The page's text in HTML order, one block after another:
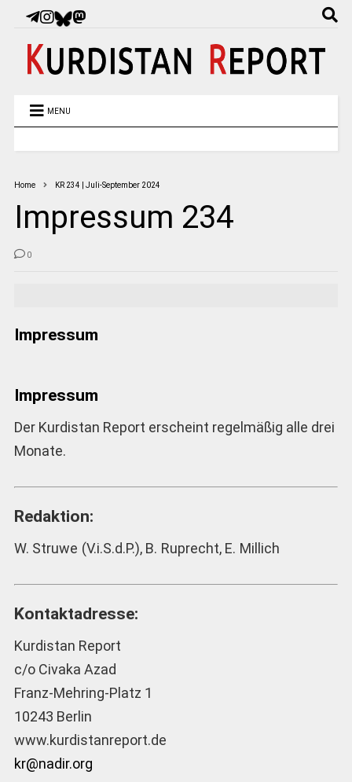
MENU
Home KR 234 | Juli-September 2024
Impressum 234
0
Impressum
Impressum
Der Kurdistan Report erscheint regelmäßig alle drei
Monate.
Redaktion:
W. Struwe (V.i.S.d.P.), B. Ruprecht, E. Millich
Kontaktadresse:
Kurdistan Report
c/o Civaka Azad
Franz-Mehring-Platz 1
10243 Berlin
www.kurdistanreport.de
kr@nadir.org